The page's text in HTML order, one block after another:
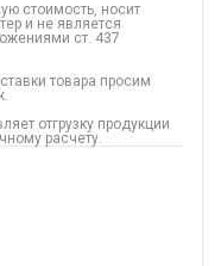
стоимость, носит
и не является
ст. 437
товара просим
отгрузку продукции
расчету.